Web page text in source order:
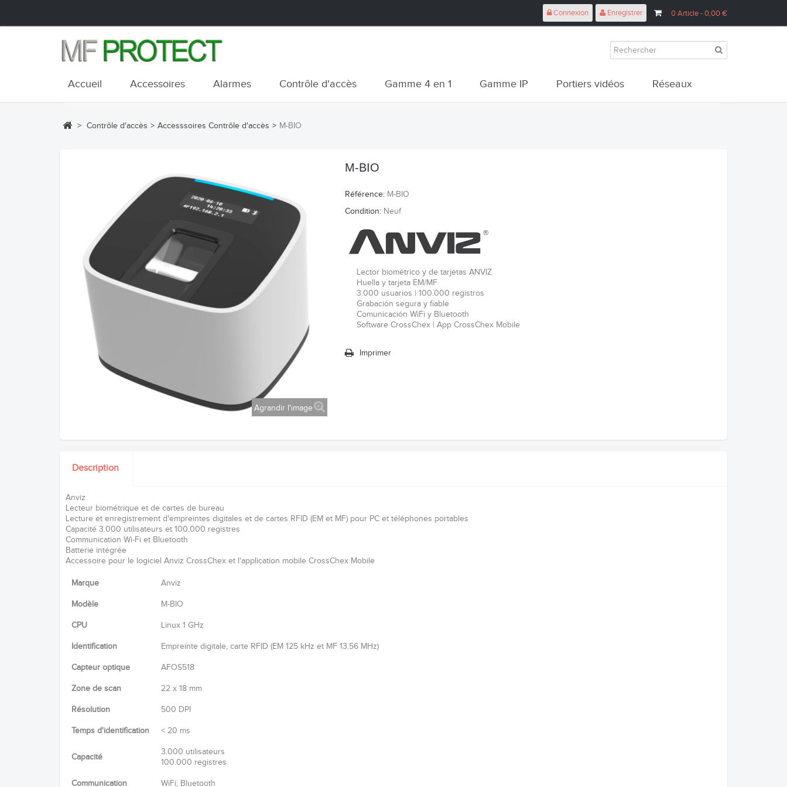
0Article- 0,00 €
Connexion Enregistrer
Accueil Accessoires Alarmes Contrôle d'accès Gamme 4 en 1 Gamme IP Portiers vidéos Réseaux
> Contrôle d'accès > Accesssoires Contrôle d'accès > M-BIO
Agrandir l'image
M-BIO
Référence: M-BIO
Condition: Neuf
Lector biométrico y de tarjetas ANVIZ
Huella y tarjeta EM/MF
3.000 usuarios | 100.000 registros
Grabación segura y fiable
Comunicación WiFi y Bluetooth
Software CrossChex | App CrossChex Mobile
Imprimer
Description
Anviz
Lecteur biométrique et de cartes de bureau
Lecture et enregistrement d'empreintes digitales et de cartes RFID (EM et MF) pour PC et téléphones portables
Capacité 3.000 utilisateurs et 100.000 registres
Communication Wi-Fi et Bluetooth
Batterie intégrée
Accessoire pour le logiciel Anviz CrossChex et l'application mobile CrossChex Mobile
Marque Anviz
Modèle M-BIO
CPU Linux 1 GHz
Identification Empreinte digitale, carte RFID (EM 125 kHz et MF 13.56 MHz)
Capteur optique AFOS518
Zone de scan 22 x 18 mm
Résolution 500 DPI
Temps d'identification < 20 ms
Capacité
3.000 utilisateurs
100.000 registres
Communication WiFi, Bluetooth